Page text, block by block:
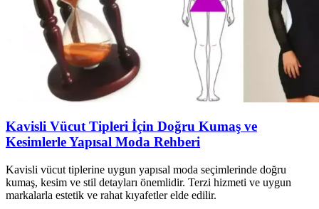
Kavisli Vücut Tipleri İçin Doğru Kumaş ve
Kesimlerle Yapısal Moda Rehberi
Kavisli vücut tiplerine uygun yapısal moda seçimlerinde doğru
kumaş, kesim ve stil detayları önemlidir. Terzi hizmeti ve uygun
markalarla estetik ve rahat kıyafetler elde edilir.